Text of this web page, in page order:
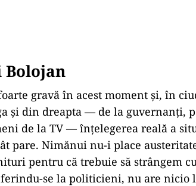
gravă în acest moment și, în
și din dreapta — de la guvernanți,
de la TV — înțelegerea reală a
pare. Nimănui nu-i place
pentru că trebuie să strângem
se la politicieni, nu are nicio